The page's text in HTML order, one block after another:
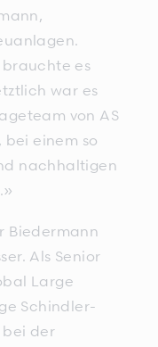
es
war es
von AS
einem so
nachhaltigen
Biedermann
Als Senior
Large
Schindler-
bei der